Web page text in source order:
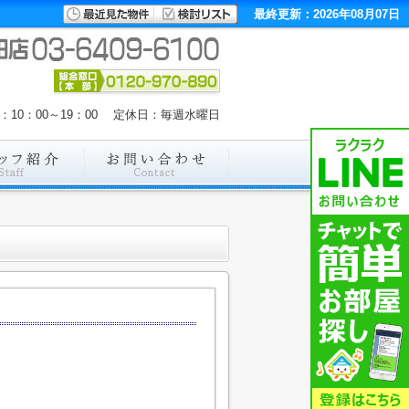
最終更新：2026年08月07日
10：00～19：00 定休日：毎週水曜日